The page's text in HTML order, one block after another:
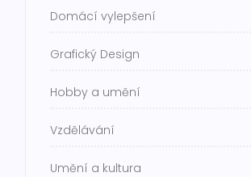
Domácí vylepšení
Grafický Design
Hobby a umění
Vzdělávání
Umění a kultura